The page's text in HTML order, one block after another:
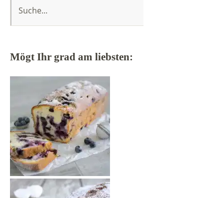
Mögt Ihr grad am liebsten: